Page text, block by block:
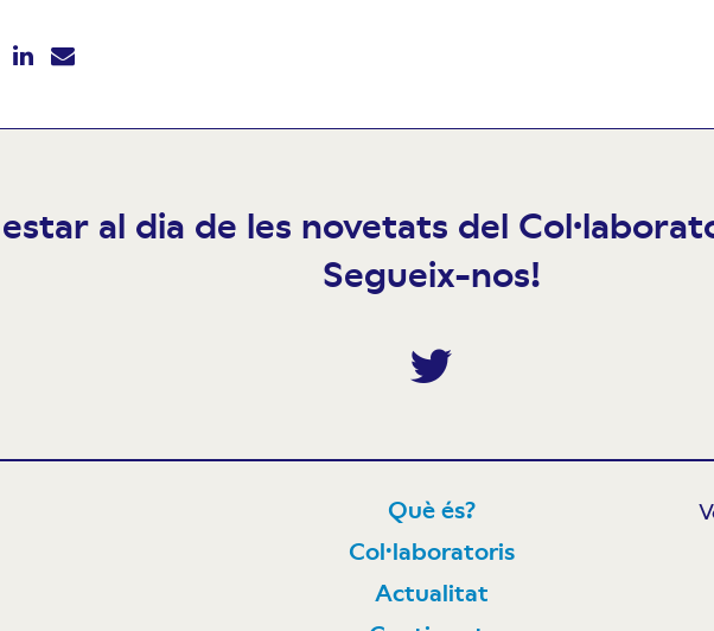
al dia de les novetats del
Segueix-nos!
Twitter
Què és?
Col·laboratoris
Actualitat